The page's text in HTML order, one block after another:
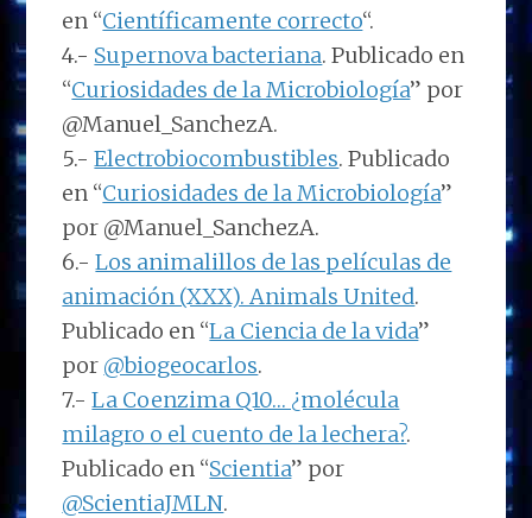
en “Científicamente correcto“.
4.- Supernova bacteriana. Publicado en
“Curiosidades de la Microbiología” por
@Manuel_SanchezA.
5.-Electrobiocombustibles. Publicado
en “Curiosidades de la Microbiología”
por @Manuel_SanchezA.
6.-Los animalillos de las películas de
animación (XXX). Animals United.
Publicado en “La Ciencia de la vida”
por @biogeocarlos.
7.-La Coenzima Q10… ¿molécula
milagro o el cuento de la lechera?.
Publicado en “Scientia” por
@ScientiaJMLN.